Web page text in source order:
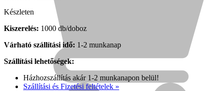
Készleten
Kiszerelés: 1000 db/doboz
Várható szállítási idő: 1-2 munkanap
Szállítási lehetőségek:
Házhozszállítás akár 1-2 munkanapon belül!
Szállítási és Fizetési feltételek »